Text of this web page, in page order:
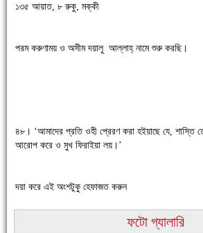
১৩৫ আয়াত, ৮ রুকু, মক্কী
পরম করুণাময় ও অসীম দয়ালু আল্লাহ্ নামে শুরু করছি।
৪৮। ‘আমাদের প্রতি ওহী প্রেরণ করা হইয়াছে যে, শাস্তি
আরোপ করে ও মুখ ফিরাইয়া লয়।’
দয়া করে এই অংশটুকু হেফাজত করুন
ফটো গ্যালারি
চাঁদপুরের মানুষ তাদের পুরোটা দিয়ে আমাকে আপন করে